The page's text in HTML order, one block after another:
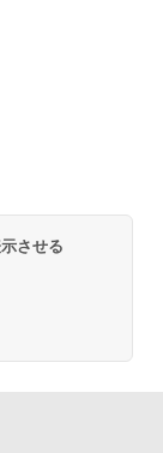
させる